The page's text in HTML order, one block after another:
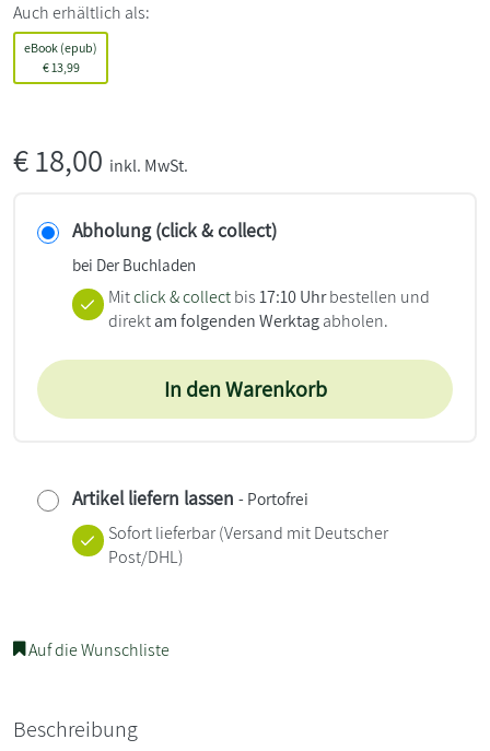
Auch erhältlich als:
eBook (epub)
€13,99
€18,00 inkl. MwSt.
Abholung (click & collect)
bei Der Buchladen
Mitclick & collect bis17:10 Uhrbestellen und
direktam folgenden Werktagabholen.
In den Warenkorb
Artikel liefern lassen - Portofrei
Sofort lieferbar(Versand mit Deutscher
Post/DHL)
Auf die Wunschliste
Beschreibung